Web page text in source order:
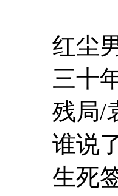
红尘
三十年
残局/
谁说了
生死签